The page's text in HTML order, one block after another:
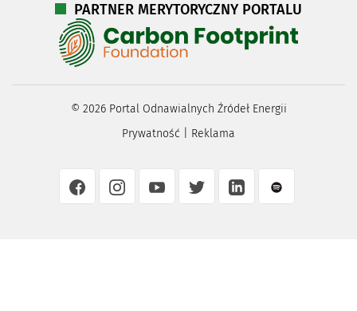
PARTNER MERYTORYCZNY PORTALU
© 2026Portal Odnawialnych Źródeł Energii
Prywatność
Reklama